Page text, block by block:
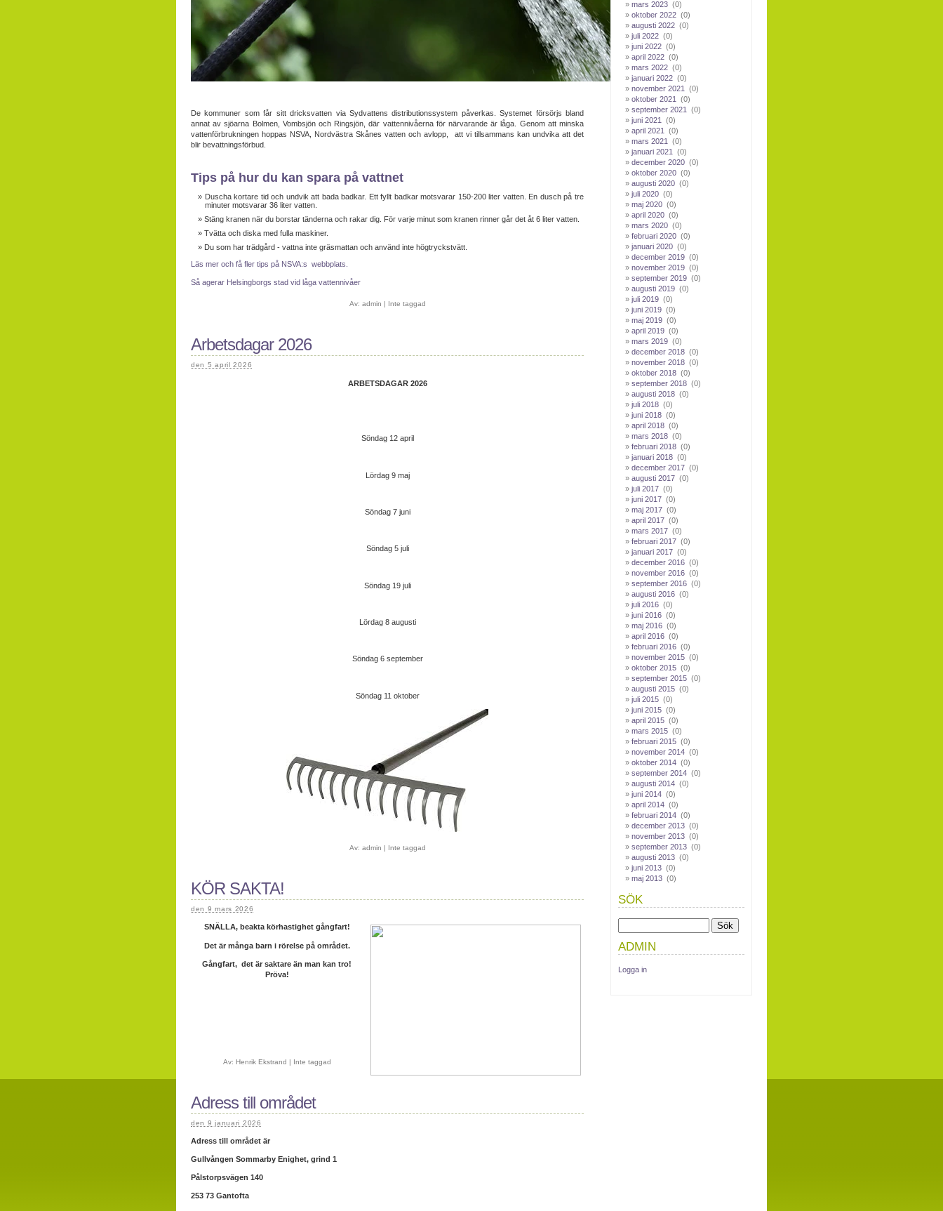
De kommuner som får sitt dricksvatten via Sydvattens distributionssystem påverkas. Systemet försörjs bland
annat av sjöarna Bolmen, Vombsjön och Ringsjön, där vattennivåerna för närvarande är låga. Genom att minska
vattenförbrukningen hoppas NSVA, Nordvästra Skånes vatten och avlopp, att vi tillsammans kan undvika att det
blir bevattningsförbud.
Tips på hur du kan spara på vattnet
Duscha kortare tid och undvik att bada badkar. Ett fyllt badkar motsvarar 150-200 liter vatten. En dusch på tre
minuter motsvarar 36 liter vatten.
Stäng kranen när du borstar tänderna och rakar dig. För varje minut som kranen rinner går det åt 6 liter vatten.
Tvätta och diska med fulla maskiner.
Du som har trädgård - vattna inte gräsmattan och använd inte högtryckstvätt.
Läs mer och få fler tips på NSVA:s webbplats.
Så agerar Helsingborgs stad vid låga vattennivåer
Av: admin Inte taggad
Arbetsdagar 2026
den 5 april 2026
ARBETSDAGAR 2026
Söndag 12 april
Lördag 9 maj
Söndag 7 juni
Söndag 5 juli
Söndag 19 juli
Lördag 8 augusti
Söndag 6 september
Söndag 11 oktober
Av: admin | Inte taggad
KÖR SAKTA!
den 9 mars 2026
SNÄLLA, beakta körhastighet gångfart!
Det är många barn i rörelse på området.
Gångfart, det är saktare än man kan tro!
Pröva!
Av: Henrik Ekstrand | Inte taggad
Adress till området
den 9 januari 2026
Adress till området är
Gullvången Sommarby Enighet, grind 1
Pålstorpsvägen 140
253 73 Gantofta
mars 2023 (0)
oktober 2022 (0)
augusti 2022 (0)
juli 2022 (0)
juni 2022 (0)
april 2022 (0)
mars 2022 (0)
januari 2022 (0)
november 2021
(0)
oktober 2021
(0)
september 2021
(0)
juni 2021
(0)
april 2021
(0)
mars 2021
(0)
januari 2021
(0)
december 2020 (0)
oktober 2020 (0)
augusti 2020 (0)
juli 2020 (0)
maj 2020 (0)
april 2020 (0)
mars 2020 (0)
februari 2020 (0)
januari 2020 (0)
december 2019 (0)
november 2019 (0)
september 2019 (0)
augusti 2019 (0)
juli 2019 (0)
juni 2019 (0)
maj 2019 (0)
april 2019 (0)
mars 2019 (0)
december 2018 (0)
november 2018 (0)
oktober 2018 (0)
september 2018 (0)
augusti 2018 (0)
juli 2018 (0)
juni 2018 (0)
april 2018 (0)
mars 2018 (0)
februari 2018 (0)
januari 2018 (0)
december 2017 (0)
augusti 2017 (0)
juli 2017 (0)
juni 2017 (0)
maj 2017 (0)
april 2017 (0)
mars 2017 (0)
februari 2017 (0)
januari 2017 (0)
december 2016 (0)
november 2016 (0)
september 2016 (0)
augusti 2016 (0)
juli 2016 (0)
juni 2016 (0)
maj 2016 (0)
april 2016 (0)
februari 2016 (0)
november 2015 (0)
oktober 2015 (0)
september 2015 (0)
augusti 2015 (0)
juli 2015 (0)
juni 2015 (0)
april 2015 (0)
mars 2015 (0)
februari 2015 (0)
november 2014 (0)
oktober 2014 (0)
september 2014 (0)
augusti 2014 (0)
juni 2014 (0)
april 2014 (0)
februari 2014 (0)
december 2013 (0)
november 2013 (0)
september 2013 (0)
augusti 2013 (0)
juni 2013 (0)
maj 2013 (0)
SÖK
ADMIN
Logga in